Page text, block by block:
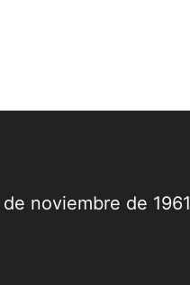
noviembre de 1961